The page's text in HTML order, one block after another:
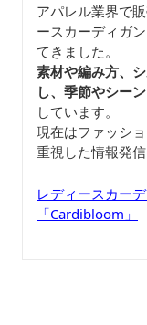
アパレル業界で
ースカーディガ
てきました。
素材や編み方、
し、季節やシー
しています。
現在はファッシ
重視した情報発信
レディースカー
「Cardibloom」